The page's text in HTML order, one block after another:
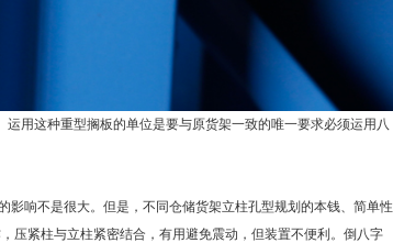
用这种重型搁板的单位是要与原货架一致的唯一要求必须运用八
响不是很大。但是，不同仓储货架立柱孔型规划的本钱、简单性
压紧柱与立柱紧密结合，有用避免震动，但装置不便利。倒八字